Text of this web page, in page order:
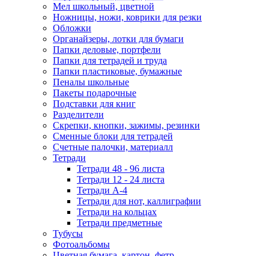
Мел школьный, цветной
Ножницы, ножи, коврики для резки
Обложки
Органайзеры, лотки для бумаги
Папки деловые, портфели
Папки для тетрадей и труда
Папки пластиковые, бумажные
Пеналы школьные
Пакеты подарочные
Подставки для книг
Разделители
Скрепки, кнопки, зажимы, резинки
Сменные блоки для тетрадей
Счетные палочки, материалл
Тетради
Тетради 48 - 96 листа
Тетради 12 - 24 листа
Тетради А-4
Тетради для нот, каллиграфии
Тетради на кольцах
Тетради предметные
Тубусы
Фотоальбомы